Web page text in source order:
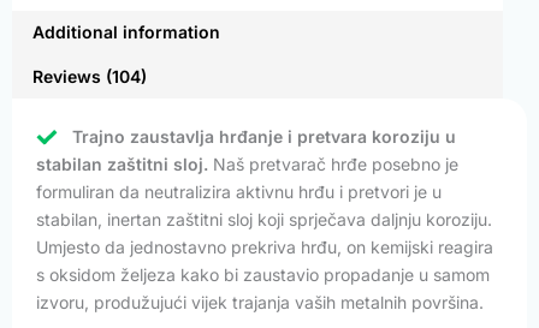
Additional information
Reviews (104)
Trajno zaustavlja hrđanje i pretvara koroziju u
stabilan zaštitni sloj. Naš pretvarač hrđe posebno je
formuliran da neutralizira aktivnu hrđu i pretvori je u
stabilan, inertan zaštitni sloj koji sprječava daljnju koroziju.
Umjesto da jednostavno prekriva hrđu, on kemijski reagira
s oksidom željeza kako bi zaustavio propadanje u samom
izvoru, produžujući vijek trajanja vaših metalnih površina.